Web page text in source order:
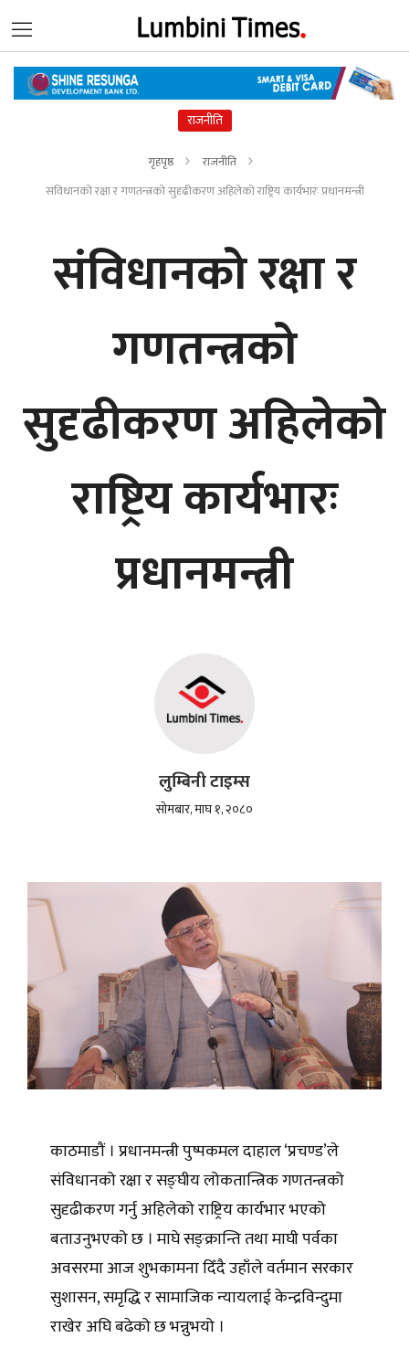
राजनीति
गृहपृष्ठ
राजनीति
संविधानको रक्षा र गणतन्त्रको सुदृढीकरण अहिलेको राष्ट्रिय कार्यभारः प्रधानमन्त्री
संविधानको रक्षा र
गणतन्त्रको
सुदृढीकरण अहिलेको
राष्ट्रिय कार्यभारः
प्रधानमन्त्री
लुम्बिनी टाइम्स
सोमबार, माघ १, २०८०
काठमाडौं । प्रधानमन्त्री पुष्पकमल दाहाल ‘प्रचण्ड’ले
संविधानको रक्षा र सङ्घीय लोकतान्त्रिक गणतन्त्रको
सुदृढीकरण गर्नु अहिलेको राष्ट्रिय कार्यभार भएको
बताउनुभएको छ । माघे सङ्क्रान्ति तथा माघी पर्वका
अवसरमा आज शुभकामना दिँदै उहाँले वर्तमान सरकार
सुशासन, समृद्धि र सामाजिक न्यायलाई केन्द्रविन्दुमा
राखेर अघि बढेको छ भन्नुभयो ।